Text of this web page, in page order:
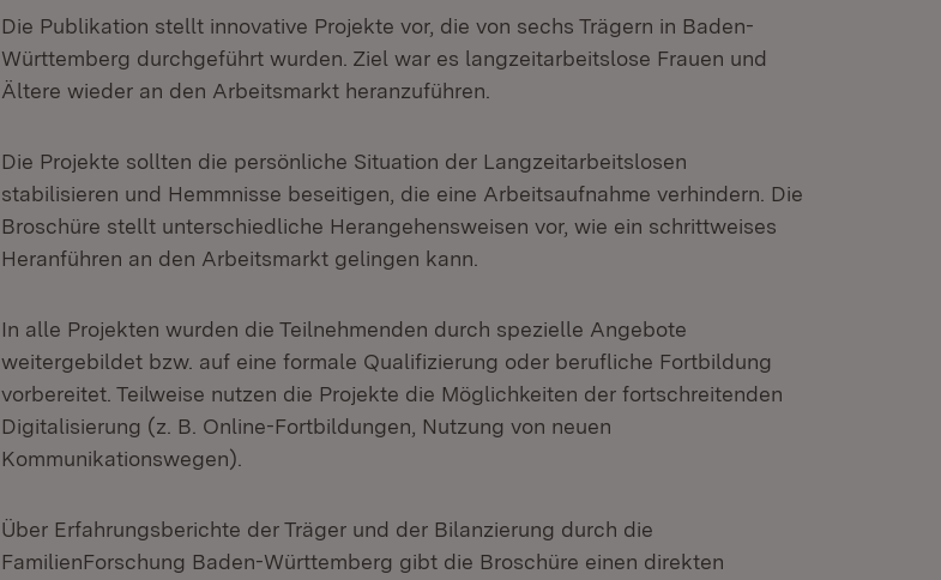
Die Publikation stellt innovative Projekte vor, die von sechs Trägern in Baden-
Württemberg durchgeführt wurden. Ziel war es langzeitarbeitslose Frauen und
Ältere wieder an den Arbeitsmarkt heranzuführen.
Die Projekte sollten die persönliche Situation der Langzeitarbeitslosen
stabilisieren und Hemmnisse beseitigen, die eine Arbeitsaufnahme verhindern. Die
Broschüre stellt unterschiedliche Herangehensweisen vor, wie ein schrittweises
Heranführen an den Arbeitsmarkt gelingen kann.
In alle Projekten wurden die Teilnehmenden durch spezielle Angebote
weitergebildet bzw. auf eine formale Qualifizierung oder berufliche Fortbildung
vorbereitet. Teilweise nutzen die Projekte die Möglichkeiten der fortschreitenden
Digitalisierung (z. B. Online-Fortbildungen, Nutzung von neuen
Kommunikationswegen).
Über Erfahrungsberichte der Träger und der Bilanzierung durch die
FamilienForschung Baden-Württemberg gibt die Broschüre einen direkten